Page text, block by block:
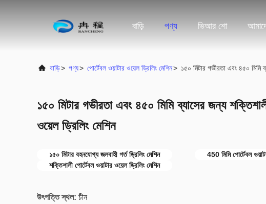
বাড়ি পণ্য ভিআর শো
বাড়ি> পণ্য> পোর্টেবল ওয়াটার ওয়েল ড্রিলিং মেশিন> ১৫০ মিটার গভীরতা এবং ৪৫০ মিমি
১৫০ মিটার গভীরতা এবং ৪৫০ মিমি ব্যাসের জন্য
ওয়েল ড্রিলিং মেশিন
১৫০ মিটার বহনযোগ্য জলবাহী গর্ত ড্রিলিং মেশিন
450 মিমি পোর্টেবল
শক্তিশালী পোর্টেবল ওয়াটার ওয়েল ড্রিলিং মেশিন
উৎপত্তি স্থল: চীন